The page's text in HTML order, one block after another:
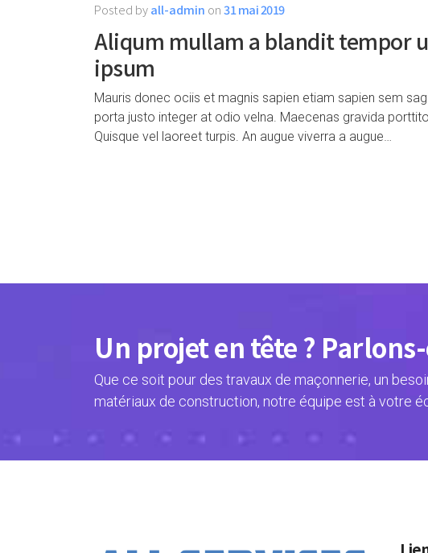
Posted byall-admin on31 mai 2019
Aliqum mullam a blandit tempor
ipsum
Mauris donec ociis et magnis sapien etiam sapien sem
porta justo integer at odio velna. Maecenas gravida
Quisque vel laoreet turpis. An augue viverra a augue…
Un projet en tête ?
Que ce soit pour des travaux de maçonnerie, un
matériaux de construction, notre équipe est à votre